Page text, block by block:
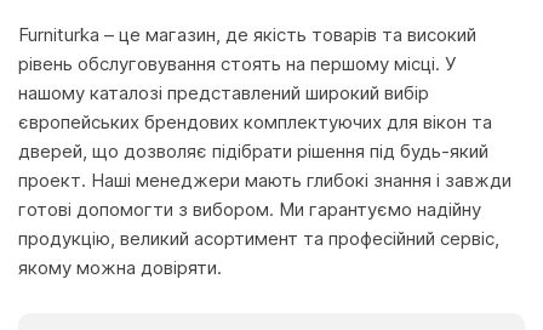
Furniturka – це магазин, де якість товарів та високий
рівень обслуговування стоять на першому місці. У
нашому каталозі представлений широкий вибір
європейських брендових комплектуючих для вікон та
дверей, що дозволяє підібрати рішення під будь-який
проект. Наші менеджери мають глибокі знання і завжди
готові допомогти з вибором. Ми гарантуємо надійну
продукцію, великий асортимент та професійний сервіс,
якому можна довіряти.